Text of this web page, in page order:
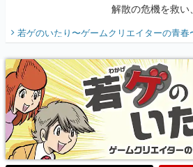
解散の危機を救
開く。業界の快
『少年ジャンプ
り】
若ゲのいたり〜ゲームクリエイターの青春